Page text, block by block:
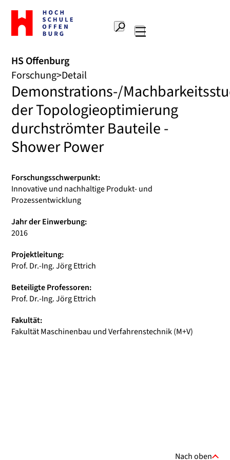
Zur
Startseite
Hochschule
Suche
HS Offenburg
Forschung Detail
Demonstrations-/
der Topologieoptimierung
durchströmter Bauteile -
Shower Power
Forschungsschwerpunkt:
Innovative und nachhaltige Produkt- und
Prozessentwicklung
Jahr der Einwerbung:
2016
Projektleitung:
Prof. Dr.-Ing. Jörg Ettrich
Beteiligte Professoren:
Prof. Dr.-Ing. Jörg Ettrich
Fakultät:
Fakultät Maschinenbau und Verfahrenstechnik (M+V)
Nach oben